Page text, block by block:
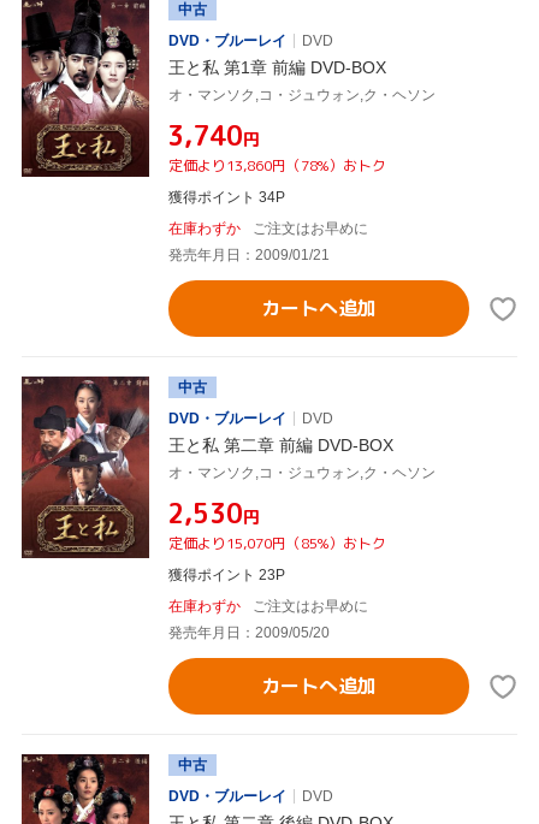
中古
DVD・ブルーレイ
DVD
王と私 第1章 前編 DVD-BOX
オ・マンソク,コ・ジュウォン,ク・ヘソン
¥3,740円
定価より13,860円（78%）おトク
獲得ポイント 34P
在庫わずか
ご注文はお早めに
発売年月日：2009/01/21
カートへ追加
中古
DVD・ブルーレイ
DVD
王と私 第二章 前編 DVD-BOX
オ・マンソク,コ・ジュウォン,ク・ヘソン
¥2,530円
定価より15,070円（85%）おトク
獲得ポイント 23P
在庫わずか
ご注文はお早めに
発売年月日：2009/05/20
カートへ追加
中古
DVD・ブルーレイ
DVD